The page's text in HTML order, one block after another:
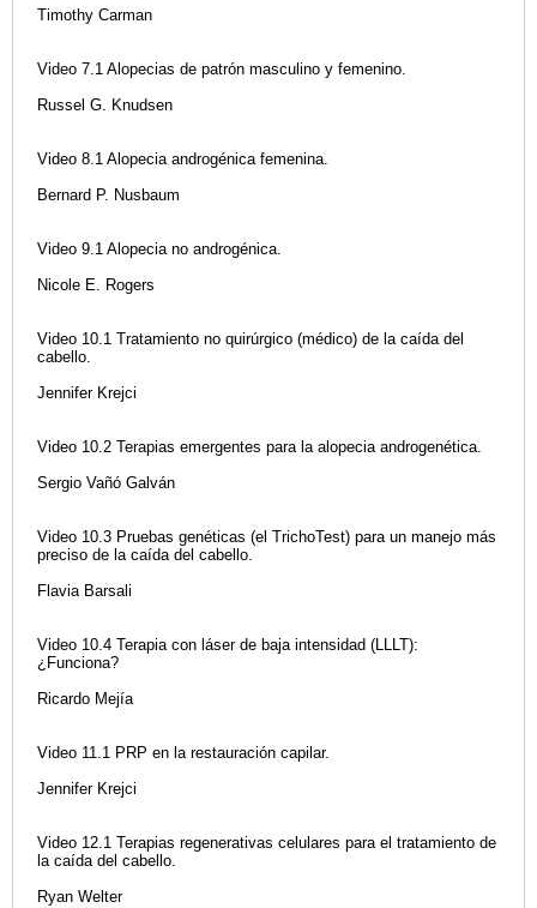
Timothy Carman
Video 7.1 Alopecias de patrón masculino y femenino.
Russel G. Knudsen
Video 8.1 Alopecia androgénica femenina.
Bernard P. Nusbaum
Video 9.1 Alopecia no androgénica.
Nicole E. Rogers
Video 10.1 Tratamiento no quirúrgico (médico) de la caída del
cabello.
Jennifer Krejci
Video 10.2 Terapias emergentes para la alopecia androgenética.
Sergio Vañó Galván
Video 10.3 Pruebas genéticas (el TrichoTest) para un manejo más
preciso de la caída del cabello.
Flavia Barsali
Video 10.4 Terapia con láser de baja intensidad (LLLT):
¿Funciona?
Ricardo Mejía
Video 11.1 PRP en la restauración capilar.
Jennifer Krejci
Video 12.1 Terapias regenerativas celulares para el tratamiento de
la caída del cabello.
Ryan Welter